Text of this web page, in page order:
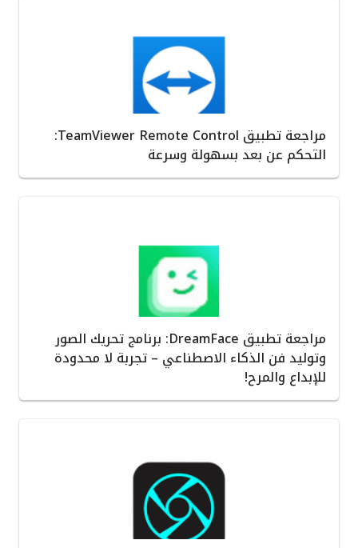
مراجعة تطبيق TeamViewer Remote Control:
التحكم عن بعد بسهولة وسرعة
مراجعة تطبيق DreamFace: برنامج تحريك الصور
وتوليد فن الذكاء الاصطناعي – تجربة لا محدودة
للإبداع والمرح!